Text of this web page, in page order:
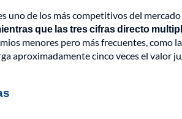
uno de los más competitivos del
que las tres cifras directo
menores pero más frecuentes, como
aproximadamente cinco veces el valor